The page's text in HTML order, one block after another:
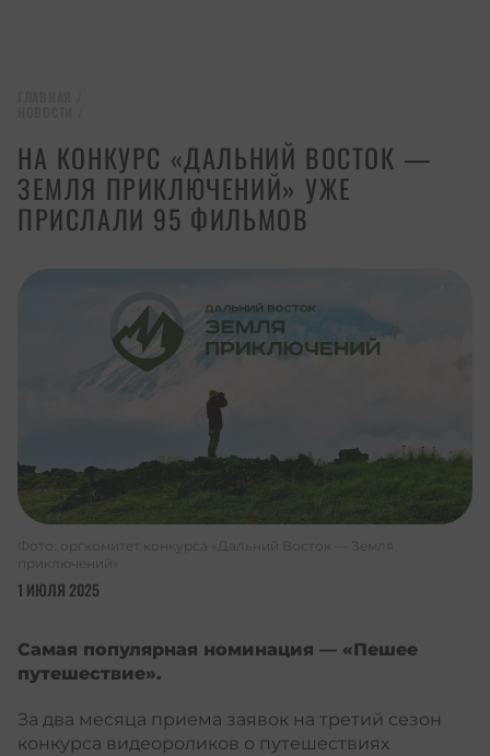
НА КОНКУРС «ДАЛЬНИЙ ВОСТОК —
ЗЕМЛЯ ПРИКЛЮЧЕНИЙ» УЖЕ
ПРИСЛАЛИ 95 ФИЛЬМОВ
1 ИЮЛЯ 2025
Фото: оргкомитет конкурса «Дальний Восток — Земля
приключений»
Самая популярная номинация — «Пешее
путешествие».
За два месяца приема заявок на третий сезон
конкурса видеороликов о путешествиях